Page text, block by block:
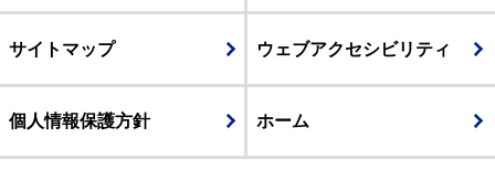
サイトマップ ウェブアクセシビリティ
個人情報保護方針 ホーム